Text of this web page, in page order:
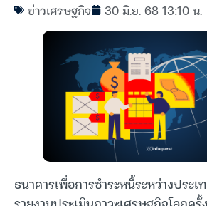
ข่าวเศรษฐกิจ 30 มิ.ย. 68 13:10 น.
ธนาคารเพื่อการชำระหนี้ระหว่างประเ